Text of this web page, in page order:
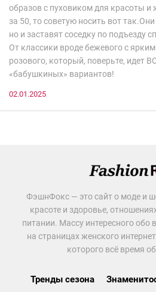
образов с пуховиком для красоты и
за 50, то советую носить вот
но и заставят соседку по подъезду
От классики вроде бежевого с
розового, который, поверьте, идет
«бабушкиных» вариантов!
02.01.2025
ФэшнФокс — это сайт о моде и
красоте и здоровье,
питании. Массу интересного
на страницах женского
которого всё время
Тренды сезона